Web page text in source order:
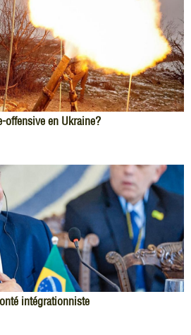
offensive en Ukraine?
intégrationniste